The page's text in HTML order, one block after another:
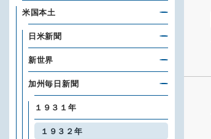
米国本土
日米新聞
新世界
加州毎日新聞
１９３１年
１９３２年